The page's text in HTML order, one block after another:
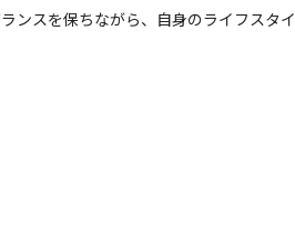
ンスを保ちながら、自身のライフスタイ